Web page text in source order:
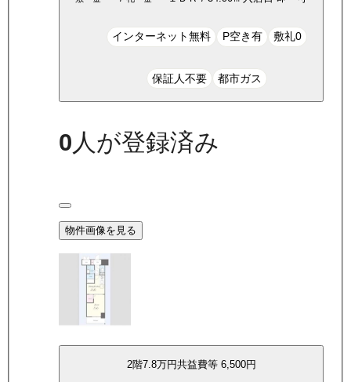
インターネット無料 P空き有 敷礼0
保証人不要 都市ガス
0 人が登録済み
物件画像を見る
2階7.8万円共益費等 6,500円